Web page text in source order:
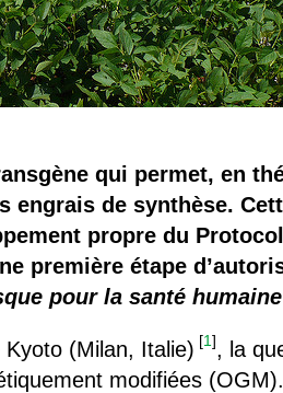
qui permet, en
engrais de synthèse.
propre du
première étape
pour la santé
(Milan, Italie) [1], la
modifiées